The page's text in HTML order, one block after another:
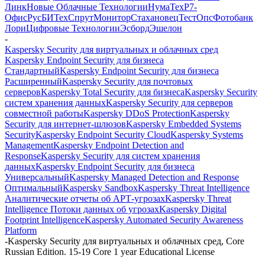
ЛинкНовые Облачные ТехнологииНумаТехР7-
ОфисРусБИТехСпрутМониторСтахановецТестОпсФотобанк
ЛориЦифровые ТехнологииЭсбордЭшелон
-
Kaspersky Security для виртуальных и облачных сред
Kaspersky Endpoint Security для бизнеса
СтандартныйKaspersky Endpoint Security для бизнеса
РасширенныйKaspersky Security для почтовых
серверовKaspersky Total Security для бизнесаKaspersky Security
систем хранения данныхKaspersky Security для серверов
совместной работыKaspersky DDoS ProtectionKaspersky
Security для интернет-шлюзовKaspersky Embedded Systems
SecurityKaspersky Endpoint Security CloudKaspersky Systems
ManagementKaspersky Endpoint Detection and
ResponseKaspersky Security для систем хранения
данныхKaspersky Endpoint Security для бизнеса
УниверсальныйKaspersky Managed Detection and Response
ОптимальныйKaspersky SandboxKaspersky Threat Intelligence
Аналитические отчеты об АРТ-угрозахKaspersky Threat
Intelligence Потоки данных об угрозахKaspersky Digital
Footprint IntelligenceKaspersky Automated Security Awareness
Platform
-Kaspersky Security для виртуальных и облачных сред, Core
Russian Edition. 15-19 Core 1 year Educational License